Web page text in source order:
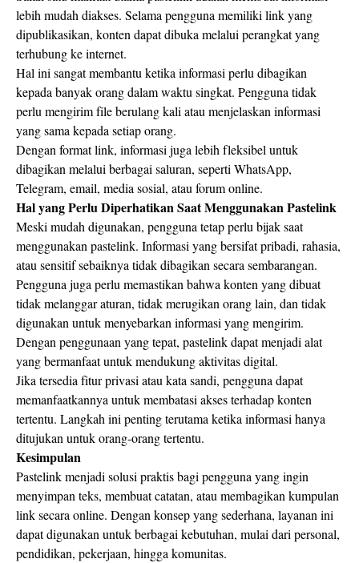
lebih mudah diakses. Selama pengguna memiliki link yang
dipublikasikan, konten dapat dibuka melalui perangkat yang
terhubung ke internet.
Hal ini sangat membantu ketika informasi perlu dibagikan
kepada banyak orang dalam waktu singkat. Pengguna tidak
perlu mengirim file berulang kali atau menjelaskan informasi
yang sama kepada setiap orang.
Dengan format link, informasi juga lebih fleksibel untuk
dibagikan melalui berbagai saluran, seperti WhatsApp,
Telegram, email, media sosial, atau forum online.
Hal yang Perlu Diperhatikan Saat Menggunakan Pastelink
Meski mudah digunakan, pengguna tetap perlu bijak saat
menggunakan pastelink. Informasi yang bersifat pribadi, rahasia,
atau sensitif sebaiknya tidak dibagikan secara sembarangan.
Pengguna juga perlu memastikan bahwa konten yang dibuat
tidak melanggar aturan, tidak merugikan orang lain, dan tidak
digunakan untuk menyebarkan informasi yang mengirim.
Dengan penggunaan yang tepat, pastelink dapat menjadi alat
yang bermanfaat untuk mendukung aktivitas digital.
Jika tersedia fitur privasi atau kata sandi, pengguna dapat
memanfaatkannya untuk membatasi akses terhadap konten
tertentu. Langkah ini penting terutama ketika informasi hanya
ditujukan untuk orang-orang tertentu.
Kesimpulan
Pastelink menjadi solusi praktis bagi pengguna yang ingin
menyimpan teks, membuat catatan, atau membagikan kumpulan
link secara online. Dengan konsep yang sederhana, layanan ini
dapat digunakan untuk berbagai kebutuhan, mulai dari personal,
pendidikan, pekerjaan, hingga komunitas.